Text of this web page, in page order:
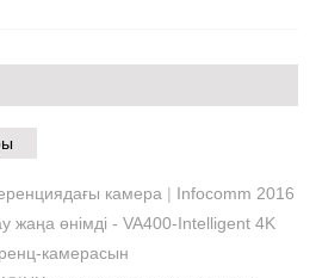
камера | Infocomm 2016
жаңа өнімді - VA400-Intelligent 4K
камерасын